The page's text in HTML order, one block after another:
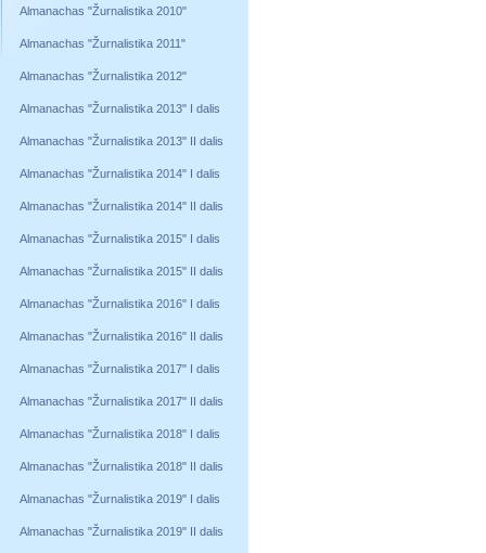
Almanachas "Žurnalistika 2010"
Almanachas "Žurnalistika 2011"
Almanachas "Žurnalistika 2012"
Almanachas "Žurnalistika 2013" I dalis
Almanachas "Žurnalistika 2013" II dalis
Almanachas "Žurnalistika 2014" I dalis
Almanachas "Žurnalistika 2014" II dalis
Almanachas "Žurnalistika 2015" I dalis
Almanachas "Žurnalistika 2015" II dalis
Almanachas "Žurnalistika 2016" I dalis
Almanachas "Žurnalistika 2016" II dalis
Almanachas "Žurnalistika 2017" I dalis
Almanachas "Žurnalistika 2017" II dalis
Almanachas "Žurnalistika 2018" I dalis
Almanachas "Žurnalistika 2018" II dalis
Almanachas "Žurnalistika 2019" I dalis
Almanachas "Žurnalistika 2019" II dalis